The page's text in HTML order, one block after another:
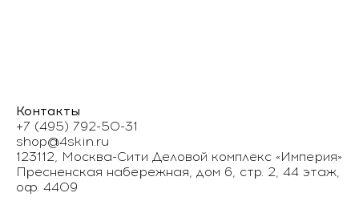
Контакты
+7 (495) 792-50-31
shop@4skin.ru
123112, Москва-Сити Деловой комплекс «Империя»
Пресненская набережная, дом 6, стр. 2, 44 этаж,
оф. 4409